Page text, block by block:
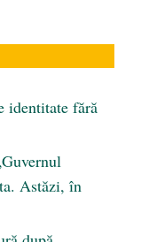
identitate fără
Astăzi, în